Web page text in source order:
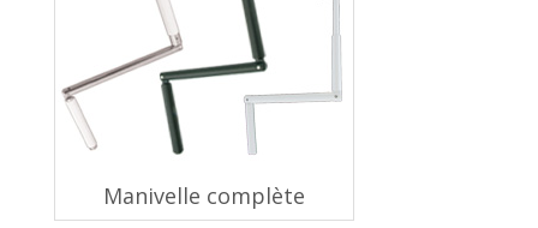
Manivelle complète